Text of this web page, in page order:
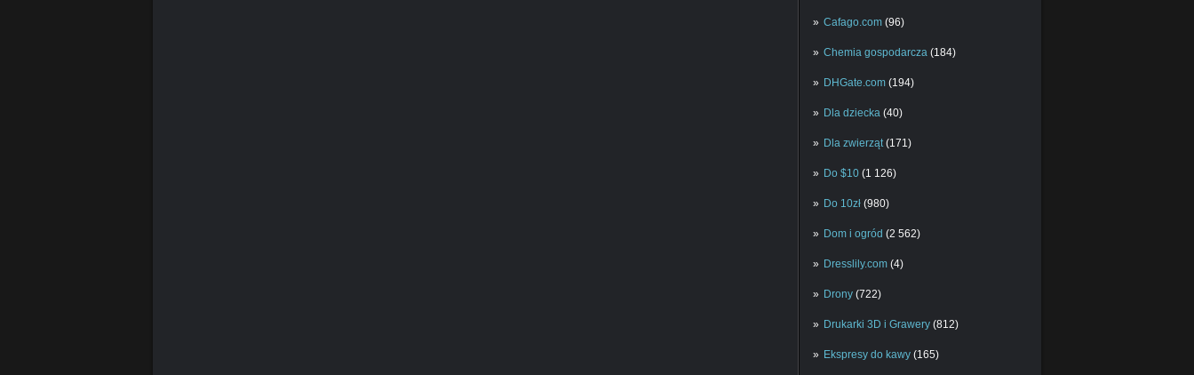
Cafago.com (96)
Chemia gospodarcza (184)
DHGate.com (194)
Dla dziecka (40)
Dla zwierząt(171)
Do $10 (1 126)
Do 10zł (980)
Dom i ogród (2 562)
Dresslily.com (4)
Drony (722)
Drukarki 3D i Grawery (812)
Ekspresy do kawy (165)